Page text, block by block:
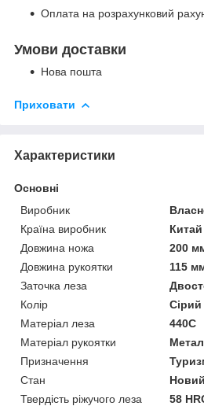
Оплата на розрахунковий
Умови доставки
Нова пошта
Приховати
Характеристики
Основні
Виробник
Країна виробник
Китай
Довжина ножа
200
Довжина рукоятки
115
Заточка леза
Колір
Сірий
Матеріал леза
440C
Матеріал рукоятки
Метал
Призначення
Стан
Новий
Твердість ріжучого леза
58